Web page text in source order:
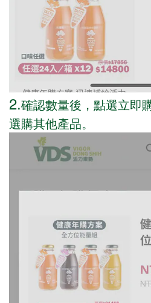
2.確認數量後，點選立即
選購其他產品。